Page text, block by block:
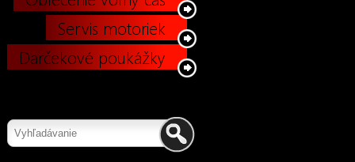
Servis motoriek
Darčekové poukážky